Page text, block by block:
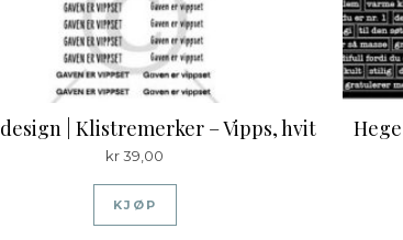
| Klistremerker – Vipps, hvit
kr39,00
KJØP